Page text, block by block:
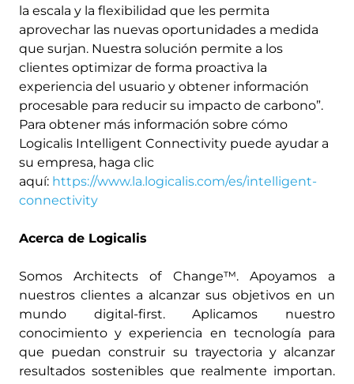
la escala y la flexibilidad que les permita
aprovechar las nuevas oportunidades a medida
que surjan. Nuestra solución permite a los
clientes optimizar de forma proactiva la
experiencia del usuario y obtener información
procesable para reducir su impacto de carbono”.
Para obtener más información sobre cómo
Logicalis Intelligent Connectivity puede ayudar a
su empresa, haga clic
aquí: https://www.la.logicalis.com/es/intelligent-
connectivity
Acerca de Logicalis
Somos Architects of Change™. Apoyamos a
nuestros clientes a alcanzar sus objetivos en un
mundo digital-first. Aplicamos nuestro
conocimiento y experiencia en tecnología para
que puedan construir su trayectoria y alcanzar
resultados sostenibles que realmente importan.